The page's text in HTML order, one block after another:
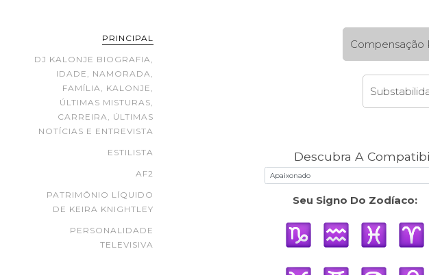
PRINCIPAL
DJ KALONJE BIOGRAFIA,
IDADE, NAMORADA,
FAMÍLIA, KALONJE,
ÚLTIMAS MISTURAS,
CARREIRA, ÚLTIMAS
NOTÍCIAS E ENTREVISTA
ESTILISTA
AF2
PATRIMÔNIO LÍQUIDO
DE KEIRA KNIGHTLEY
PERSONALIDADE
TELEVISIVA
Compensação
Descubra A
Seu Signo Do Zodíaco: